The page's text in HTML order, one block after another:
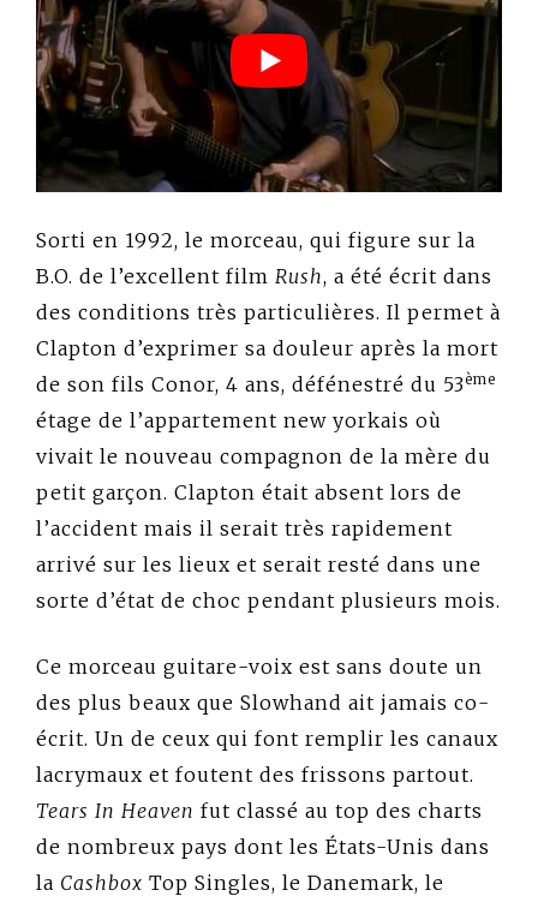
Sorti en 1992, le morceau, qui figure sur la
B.O. de l’excellent film Rush, a été écrit dans
des conditions très particulières. Il permet à
Clapton d’exprimer sa douleur après la mort
de son fils Conor, 4 ans, défénestré du 53ème
étage de l’appartement new yorkais où
vivait le nouveau compagnon de la mère du
petit garçon. Clapton était absent lors de
l’accident mais il serait très rapidement
arrivé sur les lieux et serait resté dans une
sorte d’état de choc pendant plusieurs mois.
Ce morceau guitare-voix est sans doute un
des plus beaux que Slowhand ait jamais co-
écrit. Un de ceux qui font remplir les canaux
lacrymaux et foutent des frissons partout.
Tears In Heaven fut classé au top des charts
de nombreux pays dont les États-Unis dans
la Cashbox Top Singles, le Danemark, le